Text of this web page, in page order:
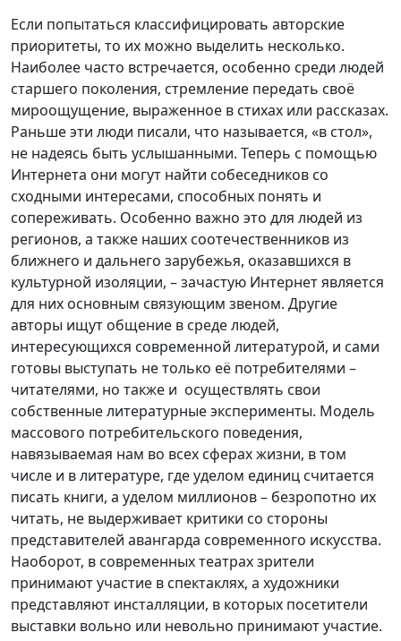
Если попытаться классифицировать авторские
приоритеты, то их можно выделить несколько.
Наиболее часто встречается, особенно среди людей
старшего поколения, стремление передать своё
мироощущение, выраженное в стихах или рассказах.
Раньше эти люди писали, что называется, «в стол»,
не надеясь быть услышанными. Теперь с помощью
Интернета они могут найти собеседников со
сходными интересами, способных понять и
сопереживать. Особенно важно это для людей из
регионов, а также наших соотечественников из
ближнего и дальнего зарубежья, оказавшихся в
культурной изоляции, – зачастую Интернет является
для них основным связующим звеном. Другие
авторы ищут общение в среде людей,
интересующихся современной литературой, и сами
готовы выступать не только её потребителями –
читателями, но также и осуществлять свои
собственные литературные эксперименты. Модель
массового потребительского поведения,
навязываемая нам во всех сферах жизни, в том
числе и в литературе, где уделом единиц считается
писать книги, а уделом миллионов – безропотно их
читать, не выдерживает критики со стороны
представителей авангарда современного искусства.
Наоборот, в современных театрах зрители
принимают участие в спектаклях, а художники
представляют инсталляции, в которых посетители
выставки вольно или невольно принимают участие.